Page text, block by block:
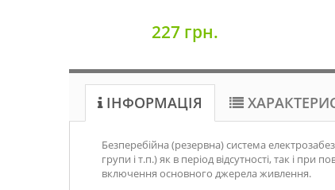
227 грн.
ІНФОРМАЦІЯ
Безперебійна (резервна) система
групи і т.п.) як в період відсутності, так і
включення основного джерела живлення.